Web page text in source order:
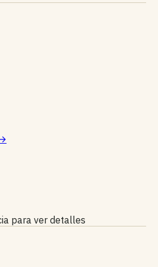
para ver detalles